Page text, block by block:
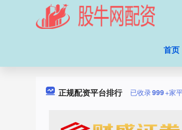
首页
正规配资平台排行 已收录999+家